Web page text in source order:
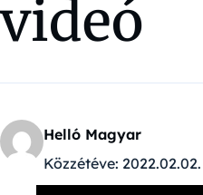
videó
Helló Magyar
Közzétéve: 2022.02.02.